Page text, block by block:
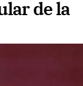
de la